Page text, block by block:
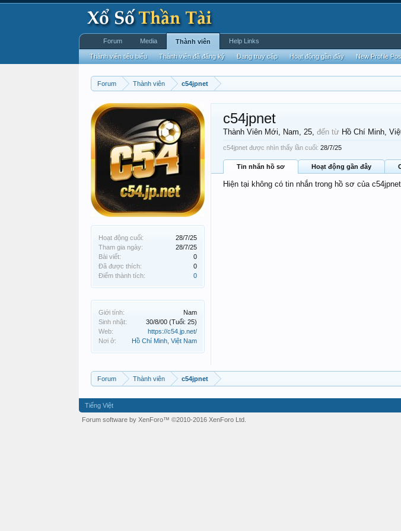
Forum Thành viên c54jpnet
Hoạt động cuối:
28/7/25
Tham gia ngày:
28/7/25
Bài viết:
0
Đã được thích:
0
Điểm thành tích:
0
Giới tính:
Nam
Sinh nhật:
30/8/00 (Tuổi: 25)
Web:
https://c54.jp.net/
Nơi ở:
Hồ Chí Minh, Việt Nam
c54jpnet
Thành Viên Mới, Nam, 25, đến từ Hồ Chí Minh,
c54jpnet được nhìn thấy lần cuối: 28/7/25
Tin nhắn hồ sơ Hoạt động gần đây
Hiện tại không có tin nhắn trong hồ sơ của
Forum Thành viên c54jpnet
Forum Media Thành viên
Thành viên tiêu biểu Thành viên đã đăng ký Đang truy cập Hoạt động gần đây New Profile
Help Links
Tiếng Việt
Forum software by XenForo™ ©2010-2016 XenForo Ltd.